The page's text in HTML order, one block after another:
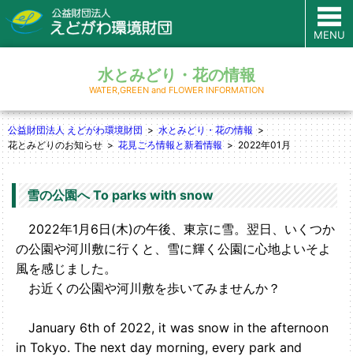
MENU
水とみどり・花の情報
WATER,GREEN and FLOWER INFORMATION
公益財団法人 えどがわ環境財団
水とみどり・花の情報
花とみどりのお知らせ
花見ごろ情報と新着情報 2022年01月
雪の公園へ To parks with snow
2022年1月6日(木)の午後、東京に雪。翌日、いくつか
の公園や河川敷に行くと、雪に輝く公園に心地よいそよ
風を感じました。
お近くの公園や河川敷を歩いてみませんか？
January 6th of 2022, it was snow in the afternoon
in Tokyo. The next day morning, every park and